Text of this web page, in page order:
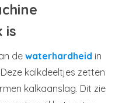
is
de waterhardheid in
kalkdeeltjes zetten
kalkaanslag. Dit zie